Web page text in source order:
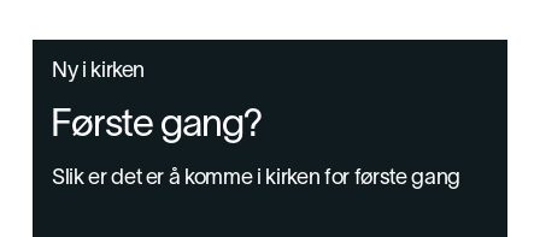
Ny i kirken
Første gang?
Slik er det er å komme i kirken for første gang